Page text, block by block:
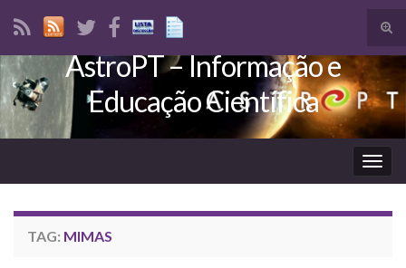
Search for:
AstroPT – Informação e
Educação Científica
TAG: MIMAS